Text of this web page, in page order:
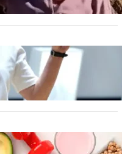
salteña que busca
en Latinoamérica
superalimentos de
sumar a tu dieta este mes